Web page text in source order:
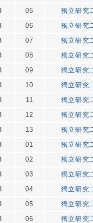
05
獨立研究
06
獨立研究
07
獨立研究
08
獨立研究
09
獨立研究
10
獨立研究
11
獨立研究
12
獨立研究
13
獨立研究
01
獨立研究
02
獨立研究
03
獨立研究
04
獨立研究
05
獨立研究
06
獨立研究